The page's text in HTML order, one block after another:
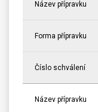
Název přípravku
Forma přípravku
Číslo schválení
Název přípravku